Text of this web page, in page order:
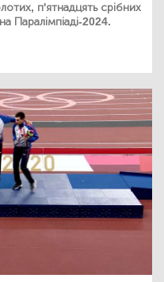
п'ятнадцять срібних
Паралімпіаді-2024.